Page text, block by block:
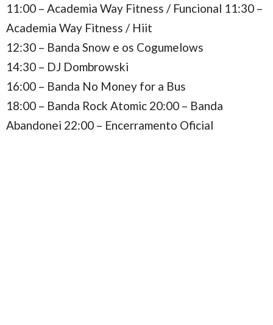
11:00 – Academia Way Fitness / Funcional 11:30 –
Academia Way Fitness / Hiit
12:30 – Banda Snow e os Cogumelows
14:30 – DJ Dombrowski
16:00 – Banda No Money for a Bus
18:00 – Banda Rock Atomic 20:00 – Banda
Abandonei 22:00 – Encerramento Oficial